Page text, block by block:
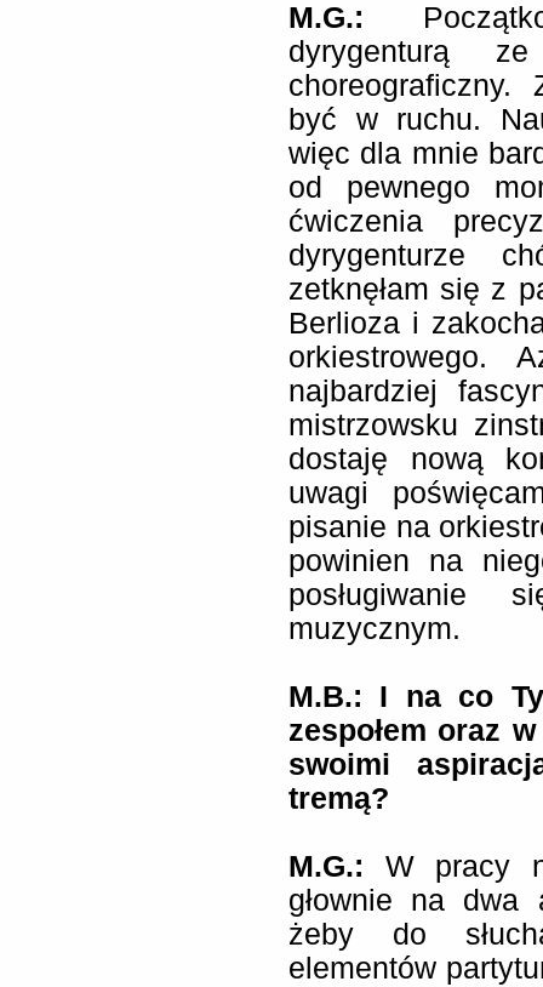
M.G.:
dyrygenturą
choreograficzny.
być w ruchu.
więc dla mnie
od pewnego
ćwiczenia
dyrygenturze
zetknęłam się z
Berlioza i
najbardziej
mistrzowsku
dostaję nową
uwagi
pisanie na
powinien na
posługiwanie
muzycznym.
M.B.:
I na co
zespołem oraz
swoimi
tremą?
M.G.: W pracy
głownie na dwa
żeby do
elementów